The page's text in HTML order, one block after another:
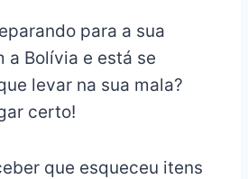
para a sua
a Bolívia e está se
levar na sua mala?
certo!
que esqueceu itens